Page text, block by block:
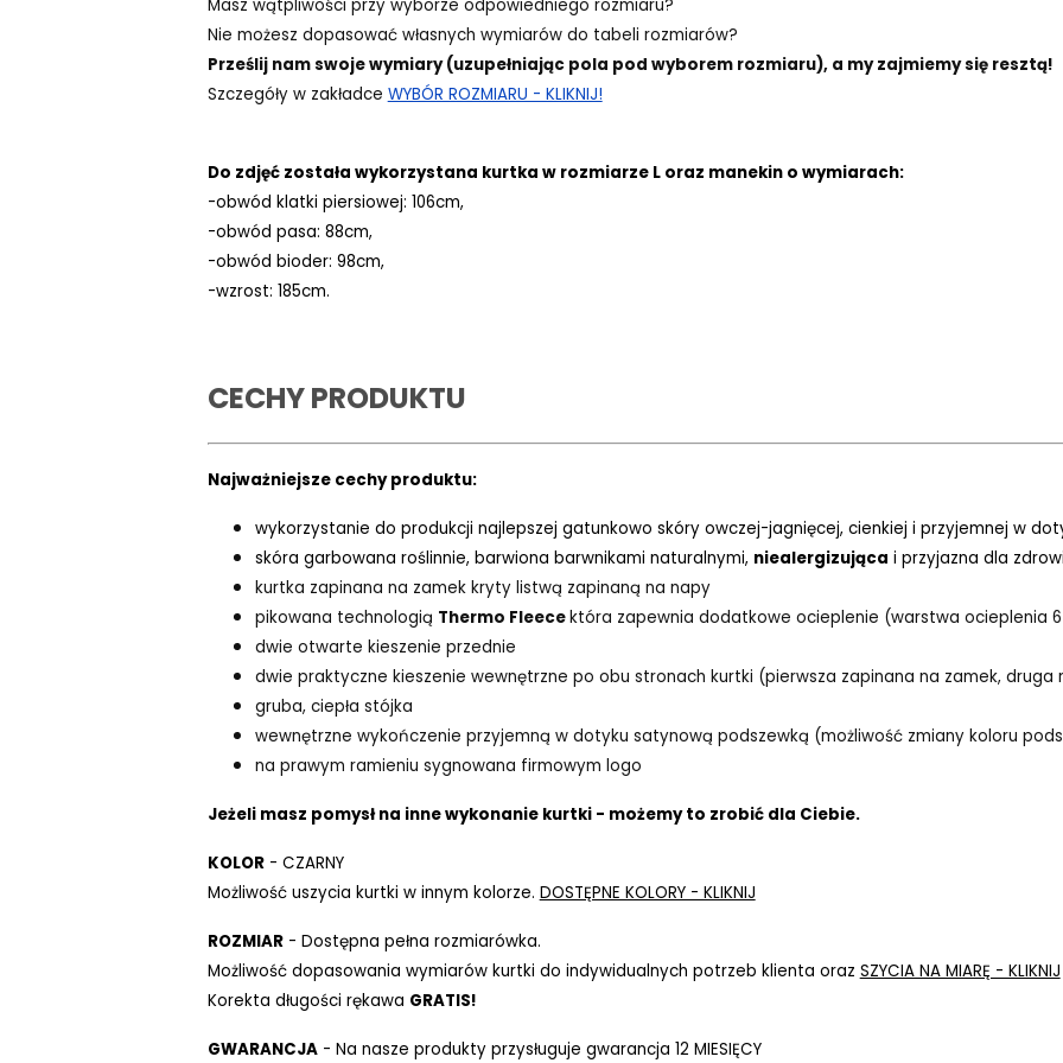
Masz wątpliwości przy wyborze odpowiedniego rozmiaru?
Nie możesz dopasować własnych wymiarów do tabeli rozmiarów?
Prześlij nam swoje wymiary (uzupełniając pola pod wyborem rozmiaru), a my zajmiemy się resztą!
Szczegóły w zakładce WYBÓR ROZMIARU - KLIKNIJ!
Do zdjęć została wykorzystana kurtka w rozmiarze L oraz manekin o wymiarach:
-obwód klatki piersiowej: 106cm,
-obwód pasa: 88cm,
-obwód bioder: 98cm,
-wzrost: 185cm.
CECHY PRODUKTU
Najważniejsze cechy produktu:
wykorzystanie do produkcji najlepszej gatunkowo skóry owczej-jagnięcej, cienkiej i przyjemnej w
skóra garbowana roślinnie, barwiona barwnikami naturalnymi, niealergizująca i przyjazna dla
kurtka zapinana na zamek kryty listwą zapinaną na napy
pikowana technologią Thermo Fleecektóra zapewnia dodatkowe ocieplenie (warstwa ocieplenia 6
dwie otwarte kieszenie przednie
dwie praktyczne kieszenie wewnętrzne po obu stronach kurtki (pierwsza zapinana na zamek, druga
gruba, ciepła stójka
wewnętrzne wykończenie przyjemną w dotyku satynową podszewką (możliwość zmiany koloru
na prawym ramieniu sygnowana firmowym logo
Jeżeli masz pomysł na inne wykonanie kurtki - możemy to zrobić dla Ciebie.
KOLOR- CZARNY
Możliwość uszycia kurtki w innym kolorze. DOSTĘPNE KOLORY - KLIKNIJ
ROZMIAR- Dostępna pełna rozmiarówka.
Możliwość dopasowania wymiarów kurtki do indywidualnych potrzeb klienta oraz SZYCIA NA MIARĘ - KLIKNIJ
Korekta długości rękawa GRATIS!
GWARANCJA- Na nasze produkty przysługuje gwarancja 12 MIESIĘCY